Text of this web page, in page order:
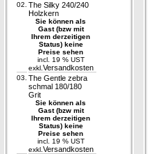
02. The Silky 240/240
Holzkern
Sie können als
Gast (bzw mit
Ihrem derzeitigen
Status) keine
Preise sehen
incl. 19 % UST
exkl. Versandkosten
03. The Gentle zebra
schmal 180/180
Grit
Sie können als
Gast (bzw mit
Ihrem derzeitigen
Status) keine
Preise sehen
incl. 19 % UST
exkl. Versandkosten